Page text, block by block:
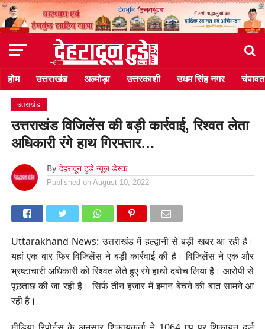
होम उत्तराखंड अल्मोड़ा उत्तरकाशी उधम सिंह नगर चंपावत
उत्तराखंड
उत्तराखंड विजिलेंस की बड़ी कार्रवाई, रिश्वत लेता
अधिकारी रंगे हाथ गिरफ्तार…
By देहरादून टुडे न्यूज़ डेस्क
Published on August 10, 2022
Uttarakhand News: उत्तराखंड में हल्द्वानी से बड़ी खबर आ रही है।
यहां एक बार फिर विजिलेंस ने बड़ी कार्रवाई की है। विजिलेंस ने एक और
भ्रष्टाचारी अधिकारी को रिश्वत लेते हुए रंगे हाथों दबोच लिया है। आरोपी से
पूछताछ की जा रही है। सिर्फ तीन हजार में इमान बेचने की बात सामने आ
रही है।